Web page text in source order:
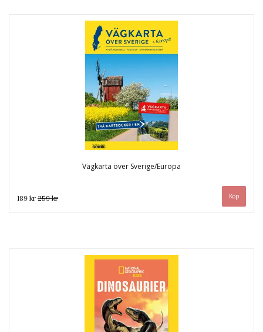
Vägkarta över Sverige/Europa
189 kr 259 kr